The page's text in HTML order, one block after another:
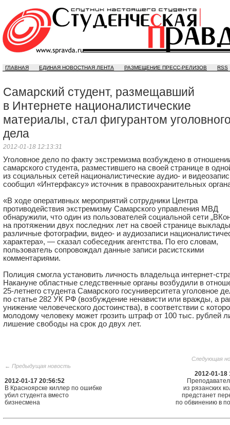
ГЛАВНАЯ ЕДИНАЯ НОВОСТНАЯ ЛЕНТА РАЗМЕЩЕНИЕ ПРЕСС-РЕЛИЗОВ RSS
Самарский студент, размещавший
в Интернете националистические
материалы, стал фигурантом
дела
2012-01-18 12:13:31
Уголовное дело по факту экстремизма возбуждено в
самарского студента, разместившего на своей странице в
из социальных сетей националистические аудио- и
сообщил «Интерфаксу» источник в правоохранительных
«В ходе оперативных мероприятий сотрудники Центра
противодействия экстремизму Самарского управления МВД
обнаружили, что один из пользователей социальной сети
на протяжении двух последних лет на своей странице
различные фотографии, видео- и аудиозаписи
характера», — сказал собеседник агентства. По его словам,
пользователь сопровождал данные записи расистскими
комментариями.
Полиция смогла установить личность владельца интернет-
Накануне областные следственные органы возбудили в
25-летнего студента Самарского госуниверситета уголовное
по статье 282 УК РФ (возбуждение ненависти или вражды, а
унижение человеческого достоинства), в соответствии с
молодому человеку может грозить штраф от 100 тыс. рублей
лишение свободы на срок до двух лет.
← Предыдущая новость
2012-01-17 20:56:52
В Красноярске киллер по ошибке
убил студента вместо
бизнесмена
Следующая
2012-01-18
из рязанских
предстанет
по обвинению в